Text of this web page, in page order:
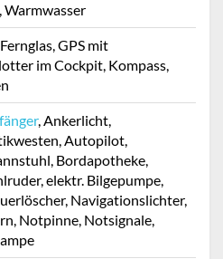
Warmwasser
GPS mit
im Cockpit, Kompass,
, Ankerlicht,
Autopilot,
Bordapotheke,
elektr. Bilgepumpe,
Navigationslichter,
Notpinne, Notsignale,